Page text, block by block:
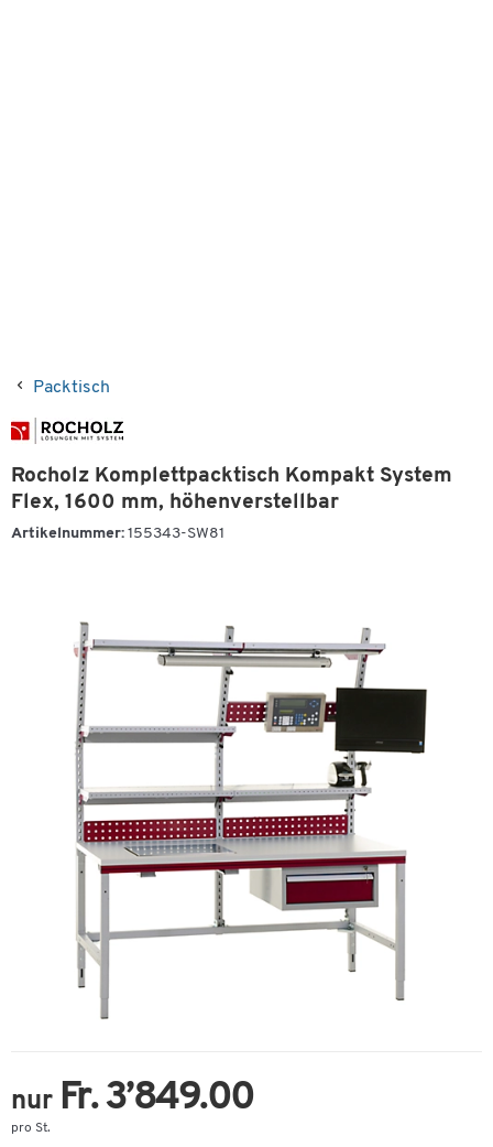
Packtisch
Rocholz Komplettpacktisch Kompakt System
Flex, 1600 mm, höhenverstellbar
Artikelnummer: 155343-SW81
nur Fr. 3’849.00
pro St.